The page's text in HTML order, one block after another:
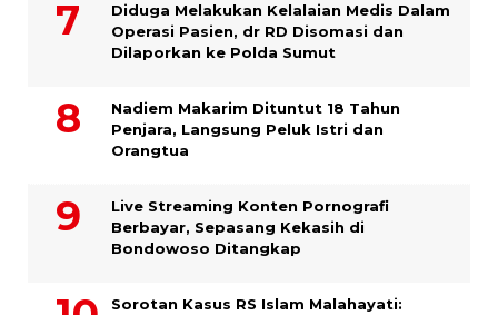
Diduga Melakukan Kelalaian Medis Dalam
Operasi Pasien, dr RD Disomasi dan
Dilaporkan ke Polda Sumut
​Nadiem Makarim Dituntut 18 Tahun
Penjara, Langsung Peluk Istri dan
Orangtua
Live Streaming Konten Pornografi
Berbayar, Sepasang Kekasih di
Bondowoso Ditangkap
Sorotan Kasus RS Islam Malahayati: